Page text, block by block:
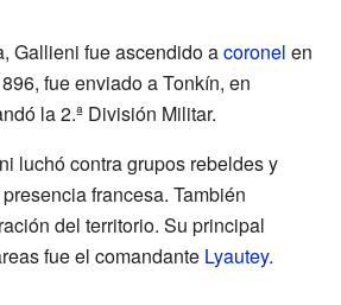
Gallieni fue ascendido acoronel en
fue enviado a Tonkín, en
la 2.ª División Militar.
luchó contra grupos rebeldes y
francesa. También
del territorio. Su principal
fue el comandante Lyautey.